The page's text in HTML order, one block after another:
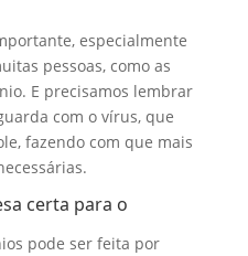
especialmente
pessoas, como as
E precisamos lembrar
com o vírus, que
fazendo com que mais
certa para o
pode ser feita por